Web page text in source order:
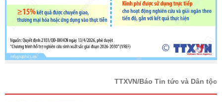
TTXVN/Báo Tin tức và Dân tộc